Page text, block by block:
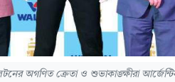
অগণিত ক্রেতা ও শুভাকাঙ্ক্ষীরা